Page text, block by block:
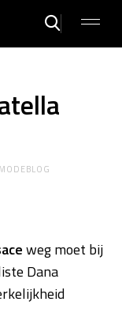
weg moet bij
Dana